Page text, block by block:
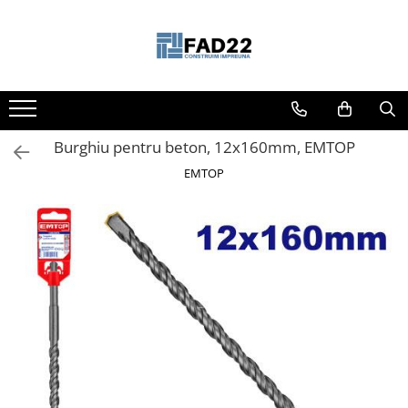
Materiale de constructii
Termoizolatii
Vata minerala
Lemn pentru constructii
OSB
Cherestea
Tavan
Accesorii pentru cofraje
Materiale prafoase
Burghiu pentru beton, 12x160mm, EMTOP
EMTOP